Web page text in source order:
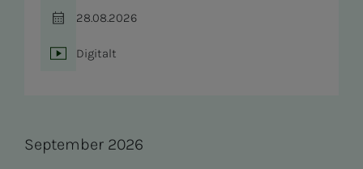
Tid
28.08.2026
Sted
Digitalt
Se­p­tem­­­ber 2026